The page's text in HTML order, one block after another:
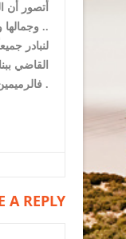
أتصور أن
وجمالها وعطائها مثلما هي الأم على ولدها ..
لنبادر
القاضي
فالرميمين هي جميلة الجميلات فقط .. وأحرى بنا جميعاً أن نبادر بتحريرها من الاحتلال غير المسؤول .
A REPLY